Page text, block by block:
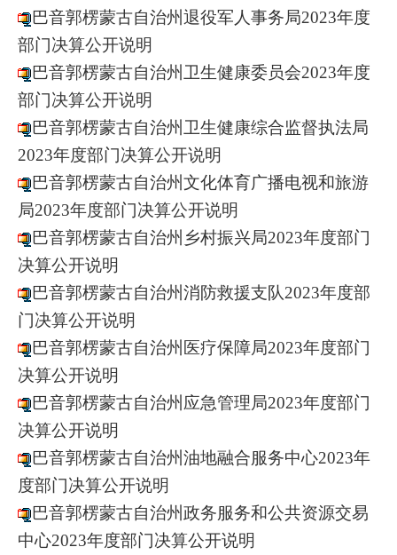
巴音郭楞蒙古自治州退役军人事务局2023年度
部门决算公开说明
巴音郭楞蒙古自治州卫生健康委员会2023年度
部门决算公开说明
巴音郭楞蒙古自治州卫生健康综合监督执法局
2023年度部门决算公开说明
巴音郭楞蒙古自治州文化体育广播电视和旅游
局2023年度部门决算公开说明
巴音郭楞蒙古自治州乡村振兴局2023年度部门
决算公开说明
巴音郭楞蒙古自治州消防救援支队2023年度部
门决算公开说明
巴音郭楞蒙古自治州医疗保障局2023年度部门
决算公开说明
巴音郭楞蒙古自治州应急管理局2023年度部门
决算公开说明
巴音郭楞蒙古自治州油地融合服务中心2023年
度部门决算公开说明
巴音郭楞蒙古自治州政务服务和公共资源交易
中心2023年度部门决算公开说明